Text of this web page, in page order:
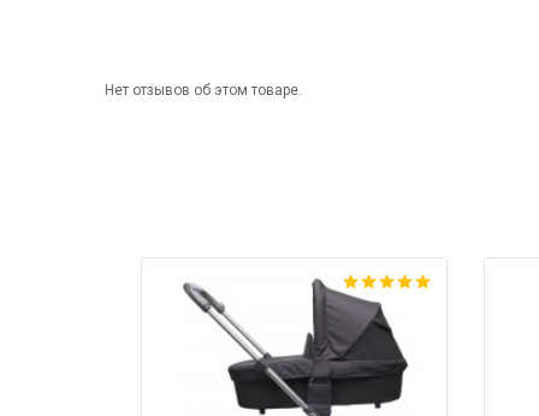
Нет отзывов об этом товаре.